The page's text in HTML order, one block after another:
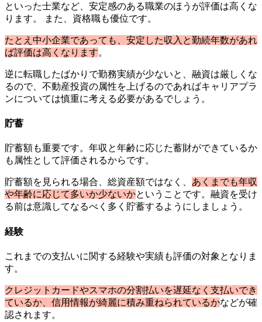
といった士業など、安定感のある職業のほうが評価は高くな
ります。 また、資格職も優位です。
たとえ中小企業であっても、安定した収入と勤続年数があれ
ば評価は高くなります。
逆に転職したばかりで勤務実績が少ないと、融資は厳しくな
るので、不動産投資の属性を上げるのであればキャリアプラ
ンについては慎重に考える必要があるでしょう。
貯蓄
貯蓄額も重要です。年収と年齢に応じた蓄財ができているか
も属性として評価されるからです。
貯蓄額を見られる場合、総資産額ではなく、 あくまでも年収
や年齢に応じて多いか少ないかということです。融資を受け
る前は意識してなるべく多く貯蓄するようにしましょう。
経験
これまでの支払いに関する経験や実績も評価の対象となりま
す。
クレジットカードやスマホの分割払いを遅延なく支払いでき
ているか、信用情報が綺麗に積み重ねられているかなどが確
認されます。